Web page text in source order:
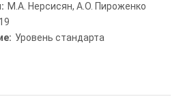
М.А. Нерсисян, А.О. Пироженко
Уровень стандарта